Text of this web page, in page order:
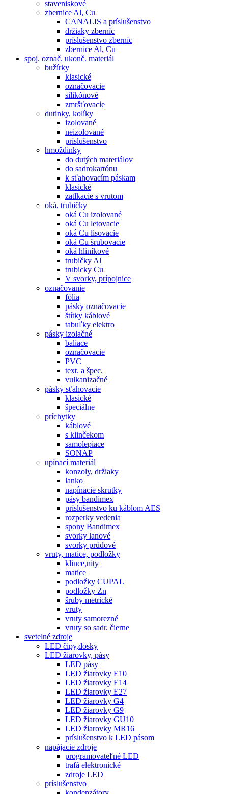
staveniskové
zbernice Al, Cu
CANALIS a príslušenstvo
držiaky zberníc
príslušenstvo zberníc
zbernice Al, Cu
spoj. označ. ukonč. materiál
bužírky
klasické
označovacie
silikónové
zmršťovacie
dutinky, kolíky
izolované
neizolované
príslušenstvo
hmoždinky
do dutých materiálov
do sadrokartónu
k sťahovacím páskam
klasické
zatlkacie s vrutom
oká, trubičky
oká Cu izolované
oká Cu letovacie
oká Cu lisovacie
oká Cu šrubovacie
oká hliníkové
trubičky Al
trubicky Cu
V svorky, prípojnice
označovanie
fólia
pásky označovacie
štítky káblové
tabuľky elektro
pásky izolačné
baliace
označovacie
PVC
text. a špec.
vulkanizačné
pásky sťahovacie
klasické
špeciálne
príchytky
káblové
s klinčekom
samolepiace
SONAP
upínací materiál
konzoly, držiaky
lanko
napínacie skrutky
pásy bandimex
príslušenstvo ku káblom AES
rozperky vedenia
spony Bandimex
svorky lanové
svorky prúdové
vruty, matice, podložky
klince,nity
matice
podložky CUPAL
podložky Zn
šruby metrické
vruty
vruty samorezné
vruty so sadr. čierne
svetelné zdroje
LED čipy,dosky
LED žiarovky, pásy
LED pásy
LED žiarovky E10
LED žiarovky E14
LED žiarovky E27
LED žiarovky G4
LED žiarovky G9
LED žiarovky GU10
LED žiarovky MR16
príslušenstvo k LED pásom
napájacie zdroje
programovateľné LED
trafá elektronické
zdroje LED
príslušenstvo